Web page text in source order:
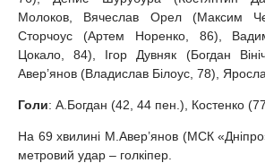
Молоков, Вячеслав Орел (Максим
Сторчоус (Артем Норенко, 86),
Цокало, 84), Ігор Дувняк (Богдан
Авер’янов (Владислав Білоус, 78),
Голи: А.Богдан (42, 44 пен.), Костенко
На 69 хвилині М.Авер’янов (МСК
метровий удар – голкіпер.